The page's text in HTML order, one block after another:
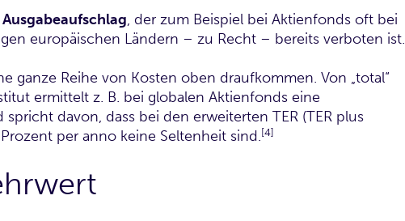
Ausgabeaufschlag, der zum Beispiel bei Aktienfonds oft bei
europäischen Ländern – zu Recht – bereits verboten ist.
ganze Reihe von Kosten oben draufkommen. Von „total“
ermittelt z. B. bei globalen Aktienfonds eine
davon, dass bei den erweiterten TER (TER plus
per anno keine Seltenheit sind.[4]